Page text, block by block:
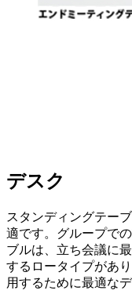
デスク
スタンディングテー
適です。グループで
ブルは、立ち会議に
するロータイプがあ
用するために最適なデ